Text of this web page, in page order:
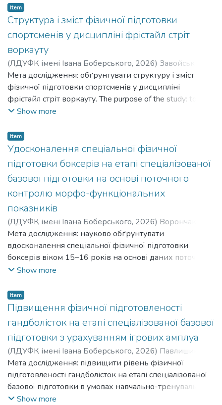
the structure and content of a functionally oriented physical
therapy program for patients with ischemic stroke in the
subacute period in a hospital setting and to determine its
effectiveness.
Item
Структура і зміст фізичної підготовки
спортсменів у дисципліні фрістайл стріт
воркауту
(ЛДУФК імені Івана Боберського, 2026) Завойський
Ілля Адріанович;Zavoiskyi Illia Adrianovych
Мета дослідження: обґрунтувати структуру і зміст
фізичної підготовки спортсменів у дисципліні
фрістайл стріт воркауту. The purpose of the study: to
substantiate the structure and content of the physical
workout.
Show more
Item
Удосконалення спеціальної фізичної
підготовки боксерів на етапі спеціалізованої
базової підготовки на основі поточного
контролю морфо-функціональних
показників
(ЛДУФК імені Івана Боберського, 2026) Ворончак
Микола Тарасович; Voronchak Mykola Tarasovych
Мета дослідження: науково обґрунтувати
вдосконалення спеціальної фізичної підготовки
боксерів віком 15–16 років на основі даних поточного
контролю їх морфофункціонального стану для
навчально-тренувального процесу. The purpose of the
study: to scientifically substantiate the improvement of
special physical training of boxers aged 15–16 years based
on data from the current monitoring of their
morphofunctional state to increase the effectiveness of the
educational and training process.
Show more
Item
Підвищення фізичної підготовленості
гандболісток на етапі спеціалізованої базової
підготовки з урахуванням ігрових амплуа
(ЛДУФК імені Івана Боберського, 2026) Павлишин
Андрій Васильович;Pavlyshyn Andrii Vasylovych
Мета дослідження: підвищити рівень фізичної
підготовленості гандболісток на етапі спеціалізованої
базової підготовки в умовах навчально-тренувального
процесу з застосуванням диференціації навантажень
Show more